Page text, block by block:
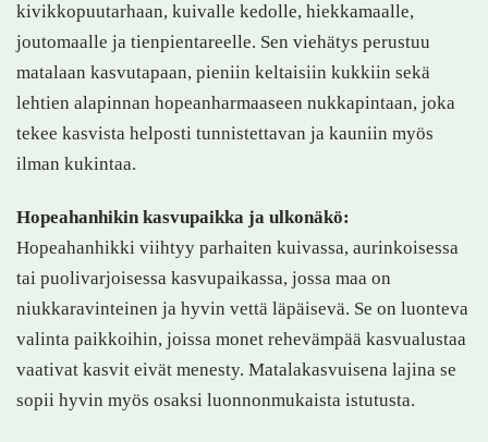
kivikkopuutarhaan, kuivalle kedolle, hiekkamaalle,
joutomaalle ja tienpientareelle. Sen viehätys perustuu
matalaan kasvutapaan, pieniin keltaisiin kukkiin sekä
lehtien alapinnan hopeanharmaaseen nukkapintaan, joka
tekee kasvista helposti tunnistettavan ja kauniin myös
ilman kukintaa.
Hopeahanhikin kasvupaikka ja ulkonäkö:
Hopeahanhikki viihtyy parhaiten kuivassa, aurinkoisessa
tai puolivarjoisessa kasvupaikassa, jossa maa on
niukkaravinteinen ja hyvin vettä läpäisevä. Se on luonteva
valinta paikkoihin, joissa monet rehevämpää kasvualustaa
vaativat kasvit eivät menesty. Matalakasvuisena lajina se
sopii hyvin myös osaksi luonnonmukaista istutusta.